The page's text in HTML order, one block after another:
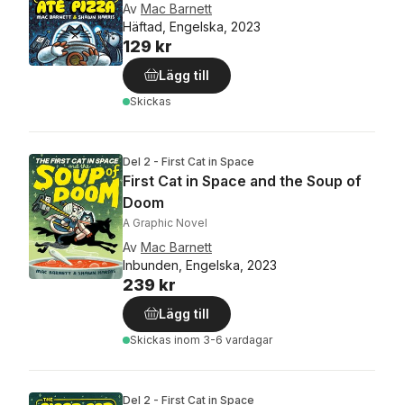
Av Mac Barnett
Häftad, Engelska, 2023
129 kr
Lägg till
Skickas
Del 2 - First Cat in Space
First Cat in Space and the Soup of
Doom
A Graphic Novel
Av Mac Barnett
Inbunden, Engelska, 2023
239 kr
Lägg till
Skickas inom 3-6 vardagar
Del 2 - First Cat in Space